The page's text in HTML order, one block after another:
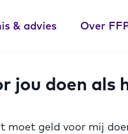
& advies Over
jou doen als
moet geld voor mij